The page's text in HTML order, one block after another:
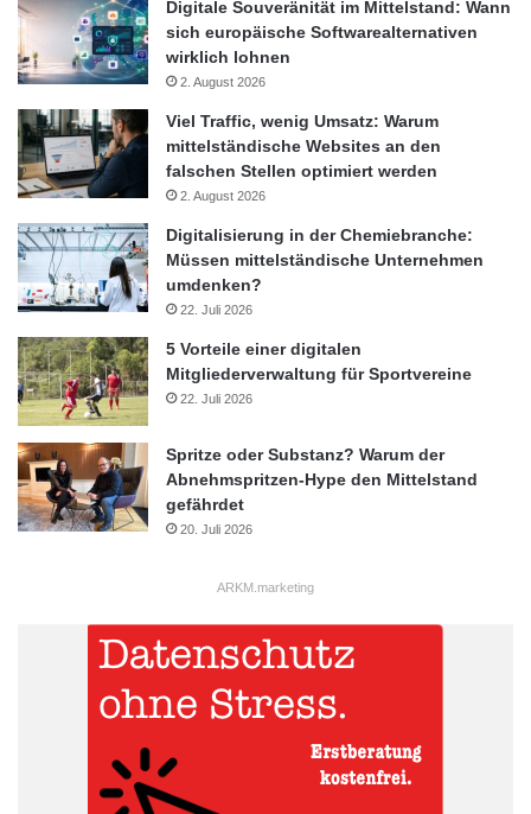
Digitale Souveränität im Mittelstand: Wann
sich europäische Softwarealternativen
wirklich lohnen
2. August 2026
Viel Traffic, wenig Umsatz: Warum
mittelständische Websites an den
falschen Stellen optimiert werden
2. August 2026
Digitalisierung in der Chemiebranche:
Müssen mittelständische Unternehmen
umdenken?
22. Juli 2026
5 Vorteile einer digitalen
Mitgliederverwaltung für Sportvereine
22. Juli 2026
Spritze oder Substanz? Warum der
Abnehmspritzen-Hype den Mittelstand
gefährdet
20. Juli 2026
ARKM.marketing